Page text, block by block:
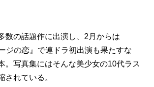
数の話題作に出演し、2月からは
ジの恋』で連ドラ初出演も果たすな
。写真集にはそんな美少女の10代ラス
されている。